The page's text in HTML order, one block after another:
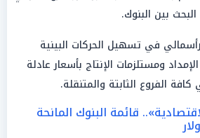
بين البنوك.
في تسهيل الحركات البينية
ومستلزمات الإنتاج بأسعار عادلة
الفروع الثابتة والمتنقلة.
قائمة البنوك المانحة